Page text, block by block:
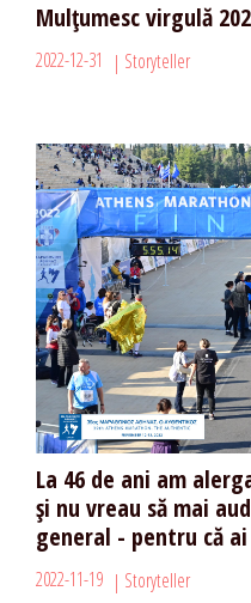
Mulțumesc virgulă
2022-12-31 Storyteller
La 46 de ani am
și nu vreau să mai
general - pentru că ai
2022-11-19 Storyteller